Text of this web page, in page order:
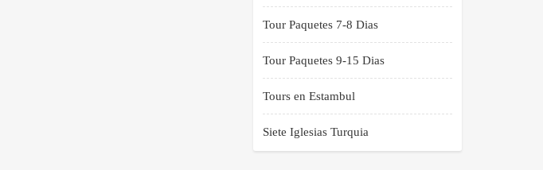
Tour Paquetes 7-8 Dias
Tour Paquetes 9-15 Dias
Tours en Estambul
Siete Iglesias Turquia